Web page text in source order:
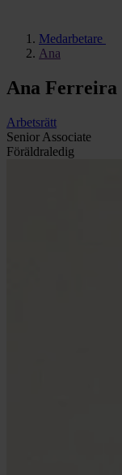
Med­­arbet­are
Ana
Ana Ferreira
Arbetsrätt
Senior Associate
Föräldraledig